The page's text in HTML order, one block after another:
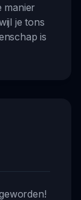
manier
je tons
is